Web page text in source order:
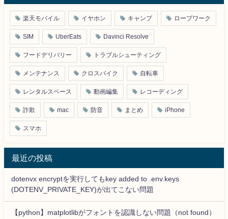
楽天モバイル イヤホン キャンプ ロープワーク
SIM UberEats Davinci Resolve
フードデリバリー トラブルシューティング
メンテナンス クロスバイク 自転車
レンタルスペース 動画編集 レコーディング
詐欺 mac 防音 まとめ iPhone
スマホ
最近の投稿
dotenvx encryptを実行してもkey added to .env.keys
(DOTENV_PRIVATE_KEY)が出てこない問題
【python】matplotlibがフォントを認識しない問題（not found）